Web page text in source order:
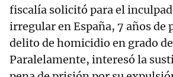
fiscalía solicitó para el
irregular en España, 7 años de
delito de homicidio en grado
Paralelamente, interesó la